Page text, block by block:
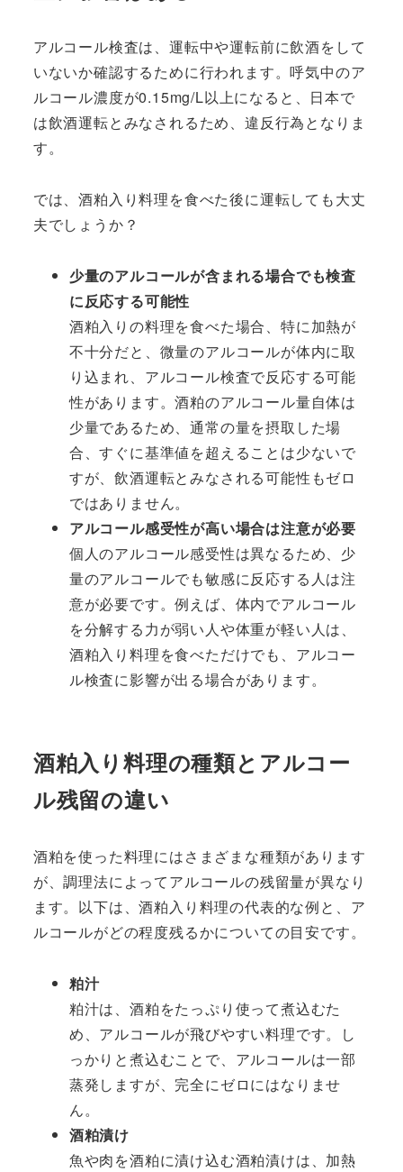
アルコール検査は、運転中や運転前に飲酒をして
いないか確認するために行われます。呼気中のア
ルコール濃度が0.15mg/L以上になると、日本で
は飲酒運転とみなされるため、違反行為となりま
す。
では、酒粕入り料理を食べた後に運転しても大丈
夫でしょうか？
少量のアルコールが含まれる場合でも検査
に反応する可能性
酒粕入りの料理を食べた場合、特に加熱が
不十分だと、微量のアルコールが体内に取
り込まれ、アルコール検査で反応する可能
性があります。酒粕のアルコール量自体は
少量であるため、通常の量を摂取した場
合、すぐに基準値を超えることは少ないで
すが、飲酒運転とみなされる可能性もゼロ
ではありません。
アルコール感受性が高い場合は注意が必要
個人のアルコール感受性は異なるため、少
量のアルコールでも敏感に反応する人は注
意が必要です。例えば、体内でアルコール
を分解する力が弱い人や体重が軽い人は、
酒粕入り料理を食べただけでも、アルコー
ル検査に影響が出る場合があります。
酒粕入り料理の種類とアルコー
ル残留の違い
酒粕を使った料理にはさまざまな種類があります
が、調理法によってアルコールの残留量が異なり
ます。以下は、酒粕入り料理の代表的な例と、ア
ルコールがどの程度残るかについての目安です。
粕汁
粕汁は、酒粕をたっぷり使って煮込むた
め、アルコールが飛びやすい料理です。し
っかりと煮込むことで、アルコールは一部
蒸発しますが、完全にゼロにはなりませ
ん。
酒粕漬け
魚や肉を酒粕に漬け込む酒粕漬けは、加熱